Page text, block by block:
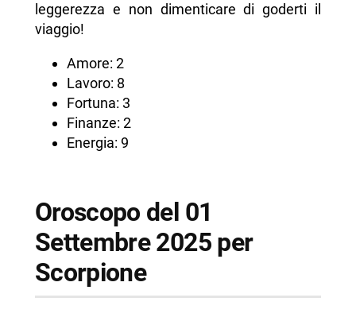
leggerezza e non dimenticare di goderti il
viaggio!
Amore: 2
Lavoro: 8
Fortuna: 3
Finanze: 2
Energia: 9
Oroscopo del 01
Settembre 2025 per
Scorpione